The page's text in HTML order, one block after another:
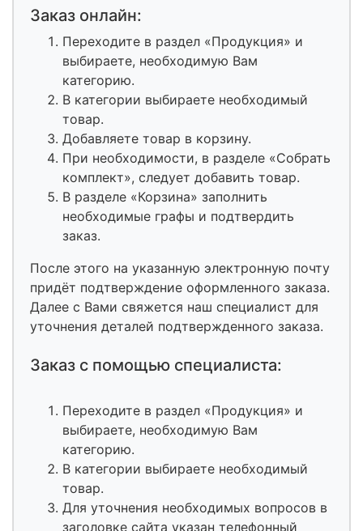
Заказ онлайн:
Переходите в раздел «Продукция» и
выбираете, необходимую Вам
категорию.
В категории выбираете необходимый
товар.
Добавляете товар в корзину.
При необходимости, в разделе «Собрать
комплект», следует добавить товар.
В разделе «Корзина» заполнить
необходимые графы и подтвердить
заказ.
После этого на указанную электронную почту
придёт подтверждение оформленного заказа.
Далее с Вами свяжется наш специалист для
уточнения деталей подтвержденного заказа.
Заказ с помощью специалиста:
Переходите в раздел «Продукция» и
выбираете, необходимую Вам
категорию.
В категории выбираете необходимый
товар.
Для уточнения необходимых вопросов в
заголовке сайта указан телефонный